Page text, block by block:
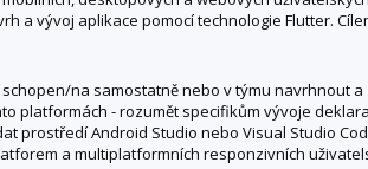
a vývoj aplikace pomocí technologie Flutter.
na samostatně nebo v týmu navrhnout a
platformách - rozumět specifikům vývoje
prostředí Android Studio nebo Visual Studio
a multiplatformních responzivních